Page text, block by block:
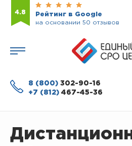
4.8
Рейтинг в Google
на основании 50 отзывов
8 (800) 302-90-16
+7 (812) 467-45-36